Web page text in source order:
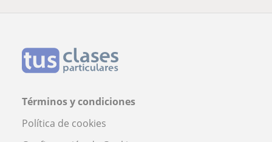
Términos y condiciones
Política de cookies